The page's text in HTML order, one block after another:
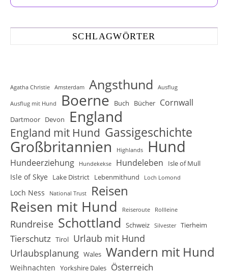
SCHLAGWÖRTER
Agatha Christie Amsterdam Angsthund Ausflug
Ausflug mit Hund Boerne Buch Bücher Cornwall
Dartmoor Devon England
England mit Hund Gassigeschichte
Großbritannien Highlands Hund
Hundeerziehung Hundekekse Hundeleben Isle of Mull
Isle of Skye Lake District Lebenmithund Loch Lomond
Loch Ness National Trust Reisen
Reisen mit Hund Reiseroute Rollleine
Rundreise Schottland Schweiz Silvester Tierheim
Tierschutz Tirol Urlaub mit Hund
Urlaubsplanung Wales Wandern mit Hund
Weihnachten Yorkshire Dales Österreich